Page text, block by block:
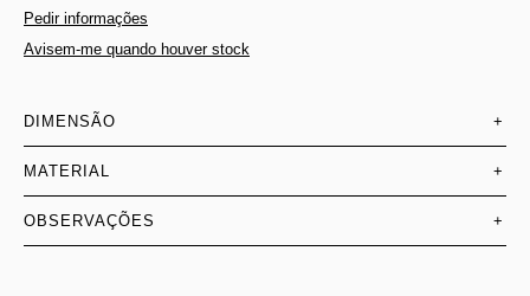
Pedir informações
Avisem-me quando houver stock
DIMENSÃO +
MATERIAL +
OBSERVAÇÕES +